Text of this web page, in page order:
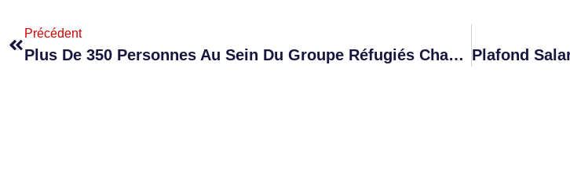
Précédent
Plus De 350 Personnes Au Sein Du Groupe Réfugiés Chagos Soutiennent La Pétition Pour La Restitution Des Chagos